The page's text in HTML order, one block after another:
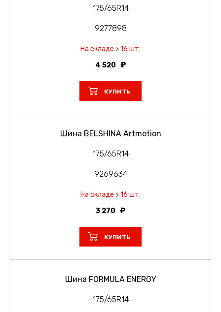
175/65R14
9277898
На складе > 16 шт.
4 520
КУПИТЬ
Шина BELSHINA Artmotion
175/65R14
9269634
На складе > 16 шт.
3 270
КУПИТЬ
Шина FORMULA ENERGY
175/65R14